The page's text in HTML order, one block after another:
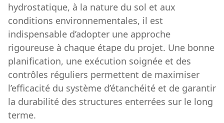
hydrostatique, à la nature du sol et aux
conditions environnementales, il est
indispensable d’adopter une approche
rigoureuse à chaque étape du projet. Une bonne
planification, une exécution soignée et des
contrôles réguliers permettent de maximiser
l’efficacité du système d’étanchéité et de garantir
la durabilité des structures enterrées sur le long
terme.